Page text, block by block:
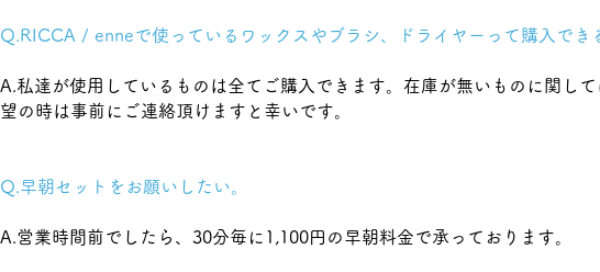
Q.RICCA / enneで使っているワックスやブラシ、ドライヤーって購入でき
A.私達が使用しているものは全てご購入できます。在庫が無いものに関し
望の時は事前にご連絡頂けますと幸いです。
Q.早朝セットをお願いしたい。
​ A.営業時間前でしたら、30分毎に1,100円の早朝料金で承っております。